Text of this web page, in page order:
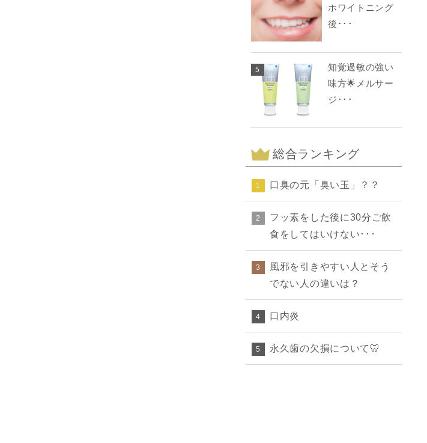
ホワイトニング
後･･･
5
知覚過敏の強い
味方🌟メルサー
ジ･･･
総合ランキング
1 口臭の元「臭い玉」？？
2
フッ素をした後に30分ご飲
食をしてはいけない･･･
3
風邪を引きやすい人とそう
でない人の違いは？
4 口内炎
5 永久歯の欠損について🦷